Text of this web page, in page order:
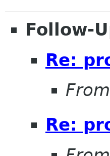
Follow-
Re:
Re: